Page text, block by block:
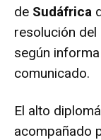
de Sudáfrica
resolución
según
comunicado.
El alto
acompañado